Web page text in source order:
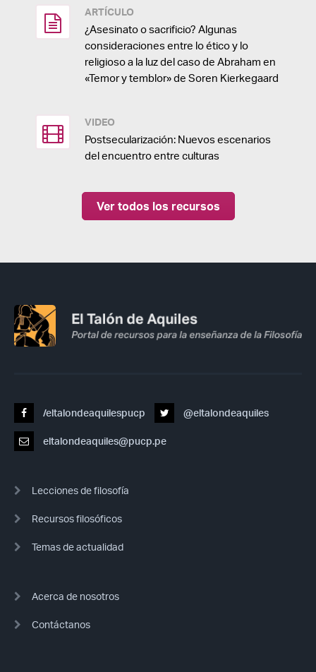
ARTÍCULO
¿Asesinato o sacrificio? Algunas
consideraciones entre lo ético y lo
religioso a la luz del caso de Abraham en
«Temor y temblor» de Soren Kierkegaard
VIDEO
Postsecularización: Nuevos escenarios
del encuentro entre culturas
Ver todos los recursos
/eltalondeaquilespucp @eltalondeaquiles
eltalondeaquiles@pucp.pe
Lecciones de filosofía
Recursos filosóficos
Temas de actualidad
Acerca de nosotros
Contáctanos